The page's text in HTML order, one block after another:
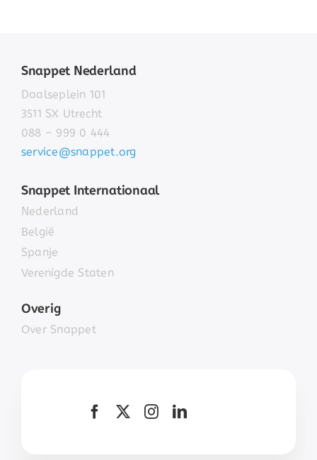
Snappet Nederland
Daalseplein 101
3511 SX Utrecht
088 – 999 0 444
service@snappet.org
Snappet Internationaal
Nederland
België
Spanje
Verenigde Staten
Overig
Over Snappet